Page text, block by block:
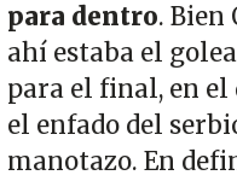
para dentro. Bien
ahí estaba el
para el final, en el
el enfado del
manotazo. En